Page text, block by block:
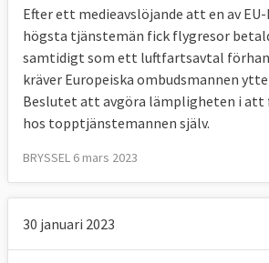
Efter ett medieavslöjande att en av
högsta tjänstemän fick flygresor
samtidigt som ett luftfartsavtal
kräver Europeiska ombudsmannen
Beslutet att avgöra lämpligheten i att
hos topptjänstemannen själv.
BRYSSEL 6 mars 2023
30 januari 2023